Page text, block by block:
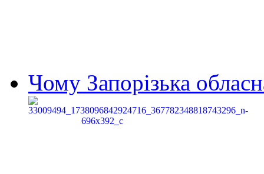
Чому Запорізька